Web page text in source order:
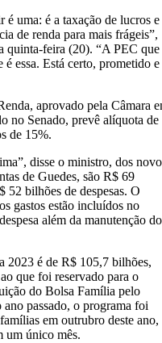
é uma: é a taxação de lucros e
de renda para mais frágeis”,
quinta-feira (20). “A PEC que
é essa. Está certo, prometido e
aprovado pela Câmara
no Senado, prevê alíquota de
de 15%.
disse o ministro, dos
de Guedes, são R$ 69
52 bilhões de despesas. O
gastos estão incluídos no
além da manutenção do
2023 é de R$ 105,7 bilhões,
que foi reservado para o
do Bolsa Família pelo
passado, o programa foi
em outrubro deste ano,
um único mês.